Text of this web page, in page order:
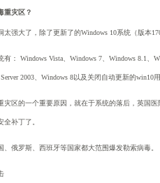
重灾区？
太强大了，除了更新了的Windows 10系统（版本
有： Windows Vista、Windows 7、Windows 8.1、
2003、Windows 8以及关闭自动更新的win10
灾区的一个重要原因，就在于系统的落后，英国医
全补丁了。
、俄罗斯、西班牙等国家都大范围爆发勒索病毒。